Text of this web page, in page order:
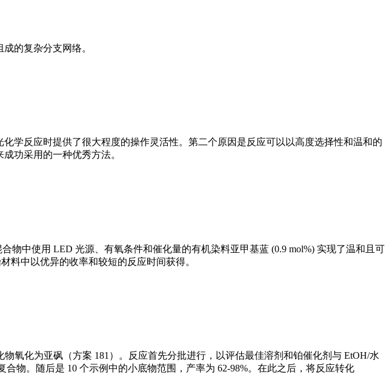
的复杂分支网络。
学反应时提供了很大程度的操作灵活性。第二个原因是反应可以以高度选择性和温和的
功采用的一种优秀方法。
物中使用 LED 光源、有氧条件和催化量的有机染料亚甲基蓝 (0.9 mol%) 实现了温和且可
料中以优异的收率和较短的反应时间获得。
氧化为亚砜（方案 181）。反应首先分批进行，以评估最佳溶剂和铂催化剂与 EtOH/水
物。随后是 10 个示例中的小底物范围，产率为 62-98%。在此之后，将反应转化